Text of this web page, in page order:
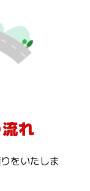
れ
をいたしま